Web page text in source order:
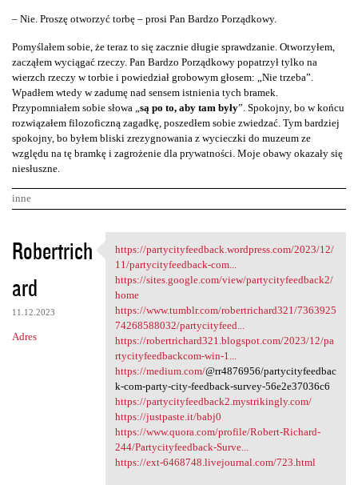
– Nie. Proszę otworzyć torbę – prosi Pan Bardzo Porządkowy.
Pomyślałem sobie, że teraz to się zacznie długie sprawdzanie. Otworzyłem,
zacząłem wyciągać rzeczy. Pan Bardzo Porządkowy popatrzył tylko na
wierzch rzeczy w torbie i powiedział grobowym głosem: „Nie trzeba”.
Wpadłem wtedy w zadumę nad sensem istnienia tych bramek.
Przypomniałem sobie słowa „ są po to, aby tam były”. Spokojny, bo w końcu
rozwiązałem filozoficzną zagadkę, poszedłem sobie zwiedzać. Tym bardziej
spokojny, bo byłem bliski zrezygnowania z wycieczki do muzeum ze
względu na tę bramkę i zagrożenie dla prywatności. Moje obawy okazały się
niesłuszne.
inne
K
o
m
e
n
Robertrich
ard
11.12.2023
Adres
https://partycityfeedback
https://partycityfeedback.wordpress.com/2023/12/
11/partycityfeedback-com...
https://sites.google.com/view/partycityfeedback2/
home
https://www.tumblr.com/robertrichard321/7363925
74268588032/partycityfeed...
https://robertrichard321.blogspot.com/2023/12/pa
rtycityfeedbackcom-win-1...
https://medium.com/@rr4876956/partycityfeedbac
k-com-party-city-feedback-survey-56e2e37036c6
https://partycityfeedback2.mystrikingly.com/
https://justpaste.it/babj0
https://www.quora.com/profile/Robert-Richard-
244/Partycityfeedback-Surve...
https://ext-6468748.livejournal.com/723.html